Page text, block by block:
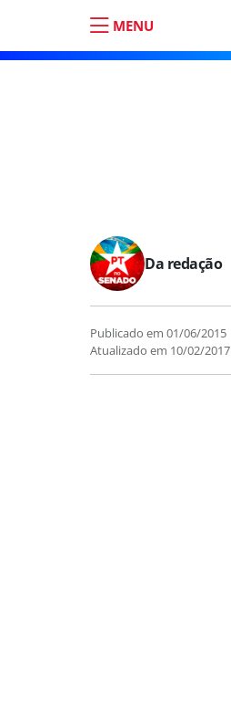
MENU
Da redação
Publicado em 01/06/2015
Atualizado em 10/02/2017